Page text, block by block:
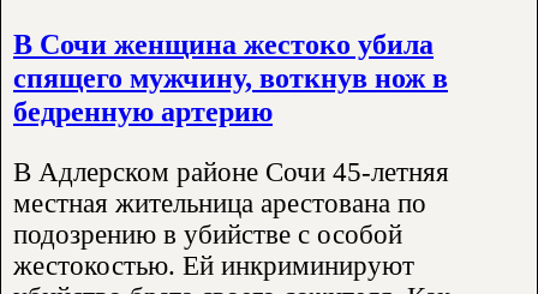
В Сочи женщина жестоко убила
спящего мужчину, воткнув нож в
бедренную артерию
В Адлерском районе Сочи 45-летняя
местная жительница арестована по
подозрению в убийстве с особой
жестокостью. Ей инкриминируют